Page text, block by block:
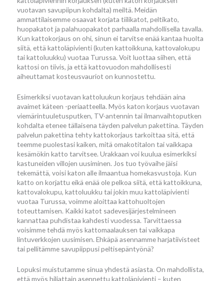
vuotavan savupiipun kohdalta) meiltä. Meidän
ammattilaisemme osaavat korjata tiilikatot, peltikato,
huopakatot ja palahuopakatot parhaalla mahdollisella tavalla.
Kun kattokorjaus on ohi, sinun ei tarvitse enää kantaa huolta
siitä, että kattoläpivienti (kuten kattoikkuna, kattovalokupu
tai kattoluukku) vuotaa Turussa. Voit luottaa siihen, että
kattosi on tiivis, ja että kattovuodon mahdollisesti
aiheuttamat kosteusvauriot on kunnostettu.
Esimerkiksi vuotavan kattoluukun korjaus tehdään aina
avaimet käteen -periaatteella. Myös katon korjaus vuotavan
viemärintuuletusputken, TV-antennin tai ilmanvaihtoputken
kohdalta etenee tällaisena täyden palvelun pakettina. Täyden
palvelun pakettina tehty kattokorjaus tarkoittaa sitä, että
teemme puolestasi kaiken, mitä omakotitalon tai vaikkapa
kesämökin katto tarvitsee. Urakkaan voi kuulua esimerkiksi
kastuneiden villojen uusiminen. Jos tuo työvaihe jäisi
tekemättä, voisi katon alle ilmaantua homekasvustoja. Kun
katto on korjattu eikä enää ole pelkoa siitä, että kattoikkuna,
kattovalokupu, kattoluukku tai jokin muu kattoläpivienti
vuotaa Turussa, voimme aloittaa kattohuoltojen
toteuttamisen. Kaikki katot sadevesijärjestelmineen
kannattaa puhdistaa kahdesti vuodessa. Tarvittaessa
voisimme tehdä myös kattomaalauksen tai vaikkapa
lintuverkkojen uusimisen. Ehkäpä asennamme harjatiivisteet
tai pellitämme savupiippusi peltisepäntyönä?
Lopuksi muistutamme sinua yhdestä asiasta. On mahdollista,
että myös hiljattain asennettu kattoläpivienti – kuten